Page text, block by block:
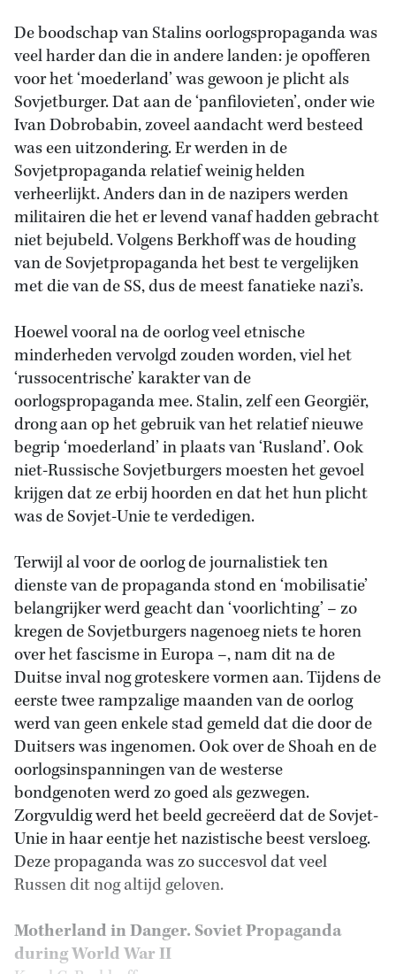
De boodschap van Stalins oorlogspropaganda was
veel harder dan die in andere landen: je opofferen
voor het ‘moederland’ was gewoon je plicht als
Sovjetburger. Dat aan de ‘panfilovieten’, onder wie
Ivan Dobrobabin, zoveel aandacht werd besteed
was een uitzondering. Er werden in de
Sovjetpropaganda relatief weinig helden
verheerlijkt. Anders dan in de nazipers werden
militairen die het er levend vanaf hadden gebracht
niet bejubeld. Volgens Berkhoff was de houding
van de Sovjetpropaganda het best te vergelijken
met die van de SS, dus de meest fanatieke nazi’s.
Hoewel vooral na de oorlog veel etnische
minderheden vervolgd zouden worden, viel het
‘russocentrische’ karakter van de
oorlogspropaganda mee. Stalin, zelf een Georgiër,
drong aan op het gebruik van het relatief nieuwe
begrip ‘moederland’ in plaats van ‘Rusland’. Ook
niet-Russische Sovjetburgers moesten het gevoel
krijgen dat ze erbij hoorden en dat het hun plicht
was de Sovjet-Unie te verdedigen.
Terwijl al voor de oorlog de journalistiek ten
dienste van de propaganda stond en ‘mobilisatie’
belangrijker werd geacht dan ‘voorlichting’ – zo
kregen de Sovjetburgers nagenoeg niets te horen
over het fascisme in Europa –, nam dit na de
Duitse inval nog groteskere vormen aan. Tijdens de
eerste twee rampzalige maanden van de oorlog
werd van geen enkele stad gemeld dat die door de
Duitsers was ingenomen. Ook over de Shoah en de
oorlogsinspanningen van de westerse
bondgenoten werd zo goed als gezwegen.
Zorgvuldig werd het beeld gecreëerd dat de Sovjet-
Unie in haar eentje het nazistische beest versloeg.
Deze propaganda was zo succesvol dat veel
Russen dit nog altijd geloven.
Motherland in Danger. Soviet Propaganda
during World War II